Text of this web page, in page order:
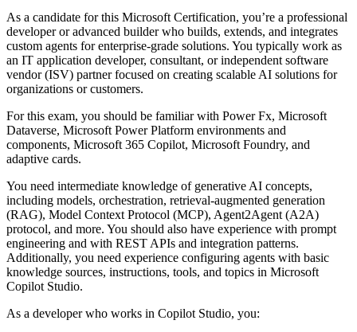
As a candidate for this Microsoft Certification, you’re a professional
developer or advanced builder who builds, extends, and integrates
custom agents for enterprise-grade solutions. You typically work as
an IT application developer, consultant, or independent software
vendor (ISV) partner focused on creating scalable AI solutions for
organizations or customers.
For this exam, you should be familiar with Power Fx, Microsoft
Dataverse, Microsoft Power Platform environments and
components, Microsoft 365 Copilot, Microsoft Foundry, and
adaptive cards.
You need intermediate knowledge of generative AI concepts,
including models, orchestration, retrieval-augmented generation
(RAG), Model Context Protocol (MCP), Agent2Agent (A2A)
protocol, and more. You should also have experience with prompt
engineering and with REST APIs and integration patterns.
Additionally, you need experience configuring agents with basic
knowledge sources, instructions, tools, and topics in Microsoft
Copilot Studio.
As a developer who works in Copilot Studio, you: